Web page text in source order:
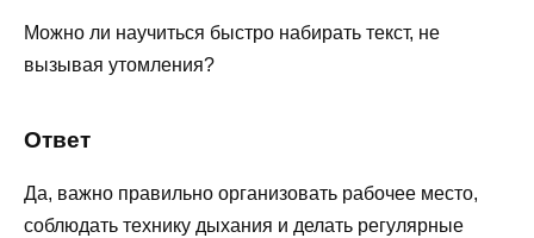
Можно ли научиться быстро набирать текст, не
вызывая утомления?
Ответ
Да, важно правильно организовать рабочее место,
соблюдать технику дыхания и делать регулярные